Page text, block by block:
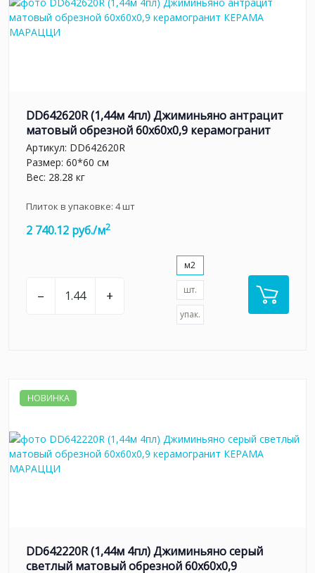
DD642620R (1,44м 4пл) Джиминьяно антрацит
матовый обрезной 60х60x0,9 керамогранит
Артикул: DD642620R
Размер: 60*60 см
Вес: 28.28 кг
Плиток в упаковке: 4шт
2 740.12 руб./м2
– +
м2
шт.
упак.
НОВИНКА
DD642220R (1,44м 4пл) Джиминьяно серый
светлый матовый обрезной 60х60x0,9